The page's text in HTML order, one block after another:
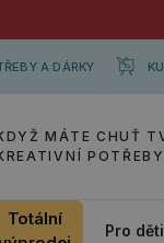
A DÁRKY
MÁTE CHUŤ
Totální
Pro děti